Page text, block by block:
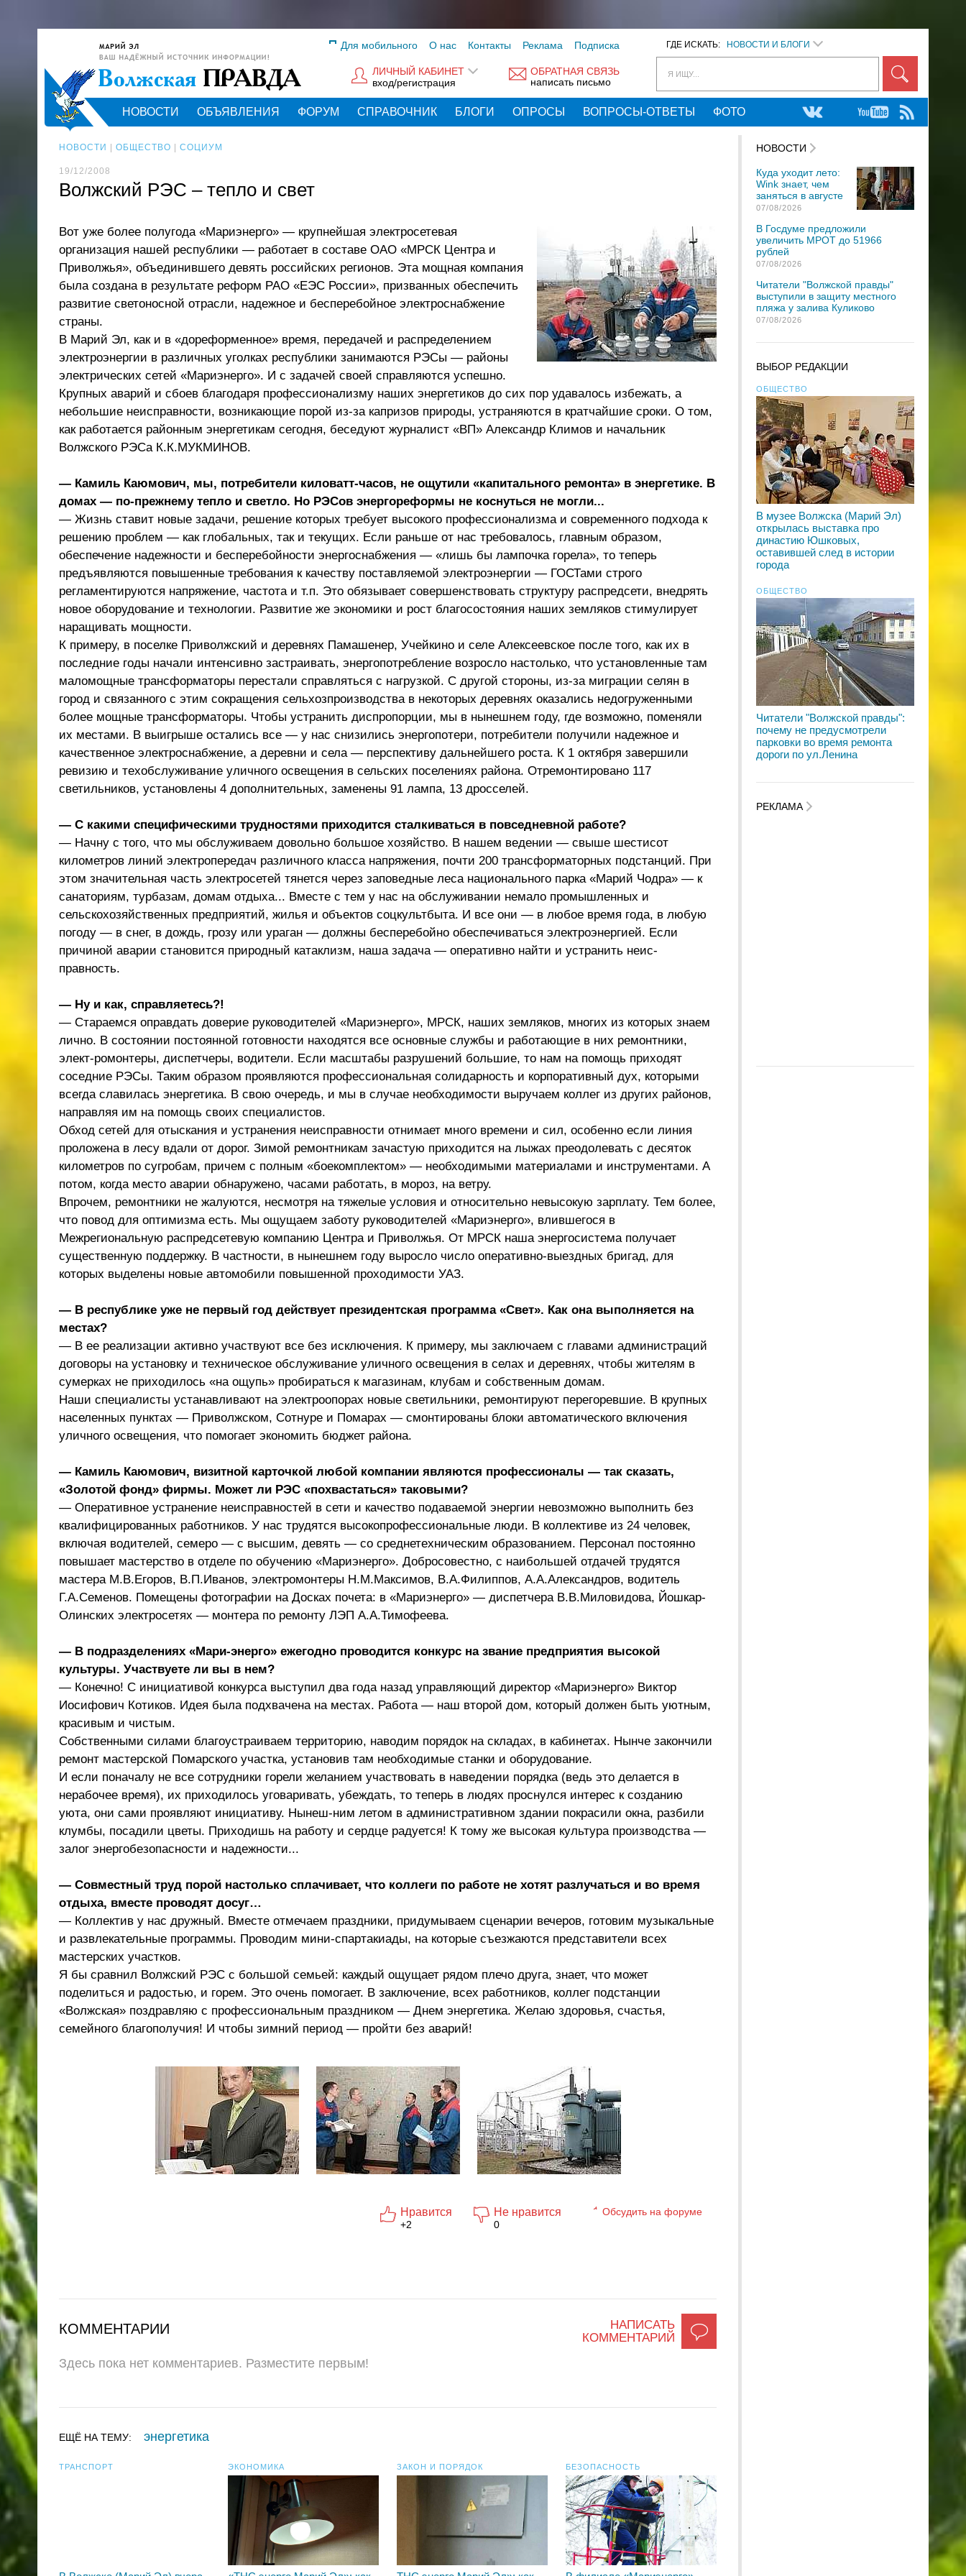
ГДЕ ИСКАТЬ: НОВОСТИ И БЛОГИ
Я ИЩУ...
Для мобильного О нас Контакты Реклама Подписка
ОБРАТНАЯ СВЯЗЬ
написать письмо
ЛИЧНЫЙ КАБИНЕТ
вход/регистрация
НОВОСТИ ОБЪЯВЛЕНИЯ ФОРУМ СПРАВОЧНИК БЛОГИ ОПРОСЫ ВОПРОСЫ-ОТВЕТЫ ФОТО
НОВОСТИ ОБЩЕСТВО СОЦИУМ
19/12/2008
Волжский РЭС – тепло и свет
Вот уже более полугода «Мариэнерго» — крупнейшая электросетевая
организация нашей республики — работает в составе ОАО «МРСК Центра и
Приволжья», объединившего девять российских регионов. Эта мощная компания
была создана в результате реформ РАО «ЕЭС России», призванных обеспечить
развитие светоносной отрасли, надежное и бесперебойное электроснабжение
страны.
В Марий Эл, как и в «дореформенное» время, передачей и распределением
электроэнергии в различных уголках республики занимаются РЭСы — районы
электрических сетей «Мариэнерго». И с задачей своей справляются успешно.
Крупных аварий и сбоев благодаря профессионализму наших энергетиков до сих пор удавалось избежать, а
небольшие неисправности, возникающие порой из-за капризов природы, устраняются в кратчайшие сроки. О том,
как работается районным энергетикам сегодня, беседуют журналист «ВП» Александр Климов и начальник
Волжского РЭСа К.К.МУКМИНОВ.
— Камиль Каюмович, мы, потребители киловатт-часов, не ощутили «капитального ремонта» в энергетике. В
домах — по-прежнему тепло и светло. Но РЭСов энергореформы не коснуться не могли...
— Жизнь ставит новые задачи, решение которых требует высокого профессионализма и современного подхода к
решению проблем — как глобальных, так и текущих. Если раньше от нас требовалось, главным образом,
обеспечение надежности и бесперебойности энергоснабжения — «лишь бы лампочка горела», то теперь
предъявляются повышенные требования к качеству поставляемой электроэнергии — ГОСТами строго
регламентируются напряжение, частота и т.п. Это обязывает совершенствовать структуру распредсети, внедрять
новое оборудование и технологии. Развитие же экономики и рост благосостояния наших земляков стимулирует
наращивать мощности.
К примеру, в поселке Приволжский и деревнях Памашенер, Учейкино и селе Алексеевское после того, как их в
последние годы начали интенсивно застраивать, энергопотребление возросло настолько, что установленные там
маломощные трансформаторы перестали справляться с нагрузкой. С другой стороны, из-за миграции селян в
город и связанного с этим сокращения сельхозпроизводства в некоторых деревнях оказались недогруженными
более мощные трансформаторы. Чтобы устранить диспропорции, мы в нынешнем году, где возможно, поменяли
их местами. В выигрыше остались все — у нас снизились энергопотери, потребители получили надежное и
качественное электроснабжение, а деревни и села — перспективу дальнейшего роста. К 1 октября завершили
ревизию и техобслуживание уличного освещения в сельских поселениях района. Отремонтировано 117
светильников, установлены 4 дополнительных, заменены 91 лампа, 13 дросселей.
— С какими специфическими трудностями приходится сталкиваться в повседневной работе?
— Начну с того, что мы обслуживаем довольно большое хозяйство. В нашем ведении — свыше шестисот
километров линий электропередач различного класса напряжения, почти 200 трансформаторных подстанций. При
этом значительная часть электросетей тянется через заповедные леса национального парка «Марий Чодра» — к
санаториям, турбазам, домам отдыха... Вместе с тем у нас на обслуживании немало промышленных и
сельскохозяйственных предприятий, жилья и объектов соцкультбыта. И все они — в любое время года, в любую
погоду — в снег, в дождь, грозу или ураган — должны бесперебойно обеспечиваться электроэнергией. Если
причиной аварии становится природный катаклизм, наша задача — оперативно найти и устранить неис-
правность.
— Ну и как, справляетесь?!
— Стараемся оправдать доверие руководителей «Мариэнерго», МРСК, наших земляков, многих из которых знаем
лично. В состоянии постоянной готовности находятся все основные службы и работающие в них ремонтники,
элект-ромонтеры, диспетчеры, водители. Если масштабы разрушений большие, то нам на помощь приходят
соседние РЭСы. Таким образом проявляются профессиональная солидарность и корпоративный дух, которыми
всегда славилась энергетика. В свою очередь, и мы в случае необходимости выручаем коллег из других районов,
направляя им на помощь своих специалистов.
Обход сетей для отыскания и устранения неисправности отнимает много времени и сил, особенно если линия
проложена в лесу вдали от дорог. Зимой ремонтникам зачастую приходится на лыжах преодолевать с десяток
километров по сугробам, причем с полным «боекомплектом» — необходимыми материалами и инструментами. А
потом, когда место аварии обнаружено, часами работать, в мороз, на ветру.
Впрочем, ремонтники не жалуются, несмотря на тяжелые условия и относительно невысокую зарплату. Тем более,
что повод для оптимизма есть. Мы ощущаем заботу руководителей «Мариэнерго», влившегося в
Межрегиональную распредсетевую компанию Центра и Приволжья. От МРСК наша энергосистема получает
существенную поддержку. В частности, в нынешнем году выросло число оперативно-выездных бригад, для
которых выделены новые автомобили повышенной проходимости УАЗ.
— В республике уже не первый год действует президентская программа «Свет». Как она выполняется на
местах?
— В ее реализации активно участвуют все без исключения. К примеру, мы заключаем с главами администраций
договоры на установку и техническое обслуживание уличного освещения в селах и деревнях, чтобы жителям в
сумерках не приходилось «на ощупь» пробираться к магазинам, клубам и собственным домам.
Наши специалисты устанавливают на электроопорах новые светильники, ремонтируют перегоревшие. В крупных
населенных пунктах — Приволжском, Сотнуре и Помарах — смонтированы блоки автоматического включения
уличного освещения, что помогает экономить бюджет района.
— Камиль Каюмович, визитной карточкой любой компании являются профессионалы — так сказать,
«Золотой фонд» фирмы. Может ли РЭС «похвастаться» таковыми?
— Оперативное устранение неисправностей в сети и качество подаваемой энергии невозможно выполнить без
квалифицированных работников. У нас трудятся высокопрофессиональные люди. В коллективе из 24 человек,
включая водителей, семеро — с высшим, девять — со среднетехническим образованием. Персонал постоянно
повышает мастерство в отделе по обучению «Мариэнерго». Добросовестно, с наибольшей отдачей трудятся
мастера М.В.Егоров, В.П.Иванов, электромонтеры Н.М.Максимов, В.А.Филиппов, А.А.Александров, водитель
Г.А.Семенов. Помещены фотографии на Досках почета: в «Мариэнерго» — диспетчера В.В.Миловидова, Йошкар-
Олинских электросетях — монтера по ремонту ЛЭП А.А.Тимофеева.
— В подразделениях «Мари-энерго» ежегодно проводится конкурс на звание предприятия высокой
культуры. Участвуете ли вы в нем?
— Конечно! С инициативой конкурса выступил два года назад управляющий директор «Мариэнерго» Виктор
Иосифович Котиков. Идея была подхвачена на местах. Работа — наш второй дом, который должен быть уютным,
красивым и чистым.
Собственными силами благоустраиваем территорию, наводим порядок на складах, в кабинетах. Нынче закончили
ремонт мастерской Помарского участка, установив там необходимые станки и оборудование.
И если поначалу не все сотрудники горели желанием участвовать в наведении порядка (ведь это делается в
нерабочее время), их приходилось уговаривать, убеждать, то теперь в людях проснулся интерес к созданию
уюта, они сами проявляют инициативу. Нынеш-ним летом в административном здании покрасили окна, разбили
клумбы, посадили цветы. Приходишь на работу и сердце радуется! К тому же высокая культура производства —
залог энергобезопасности и надежности...
— Совместный труд порой настолько сплачивает, что коллеги по работе не хотят разлучаться и во время
отдыха, вместе проводят досуг…
— Коллектив у нас дружный. Вместе отмечаем праздники, придумываем сценарии вечеров, готовим музыкальные
и развлекательные программы. Проводим мини-спартакиады, на которые съезжаются представители всех
мастерских участков.
Я бы сравнил Волжский РЭС с большой семьей: каждый ощущает рядом плечо друга, знает, что может
поделиться и радостью, и горем. Это очень помогает. В заключение, всех работников, коллег подстанции
«Волжская» поздравляю с профессиональным праздником — Днем энергетика. Желаю здоровья, счастья,
семейного благополучия! И чтобы зимний период — пройти без аварий!
Нравится
+2
Не нравится
0
Обсудить на форуме
НАПИСАТЬ
КОММЕНТАРИЙ
КОММЕНТАРИИ
Здесь пока нет комментариев. Разместите первым!
ЕЩЁ НА ТЕМУ: энергетика
ТРАНСПОРТ ЭКОНОМИКА ЗАКОН И ПОРЯДОК БЕЗОПАСНОСТЬ
НОВОСТИ
Куда уходит лето:
Wink знает, чем
заняться в августе
07/08/2026
В Госдуме предложили
увеличить МРОТ до 51966
рублей
07/08/2026
Читатели "Волжской правды"
выступили в защиту местного
пляжа у залива Куликово
07/08/2026
ВЫБОР РЕДАКЦИИ
ОБЩЕСТВО
В музее Волжска (Марий Эл)
открылась выставка про
династию Юшковых,
оставившей след в истории
города
ОБЩЕСТВО
Читатели "Волжской правды":
почему не предусмотрели
парковки во время ремонта
дороги по ул.Ленина
РЕКЛАМА